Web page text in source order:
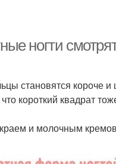
ногти
становятся короче
короткий квадрат
и молочным